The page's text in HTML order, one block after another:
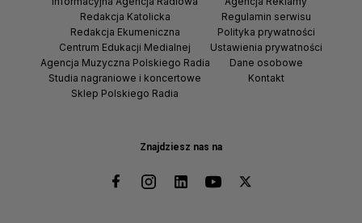
Znajdziesz nas na
Redakcja Katolicka
Redakcja Ekumeniczna
Centrum Edukacji Medialnej
Agencja Muzyczna Polskiego Radia
Studia nagraniowe i koncertowe
Sklep Polskiego Radia
Regulamin serwisu
Polityka prywatności
Ustawienia prywatności
Dane osobowe
Kontakt